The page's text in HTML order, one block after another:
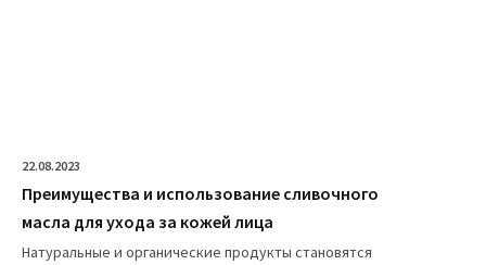
22.08.2023
Преимущества и использование сливочного
масла для ухода за кожей лица
Натуральные и органические продукты становятся